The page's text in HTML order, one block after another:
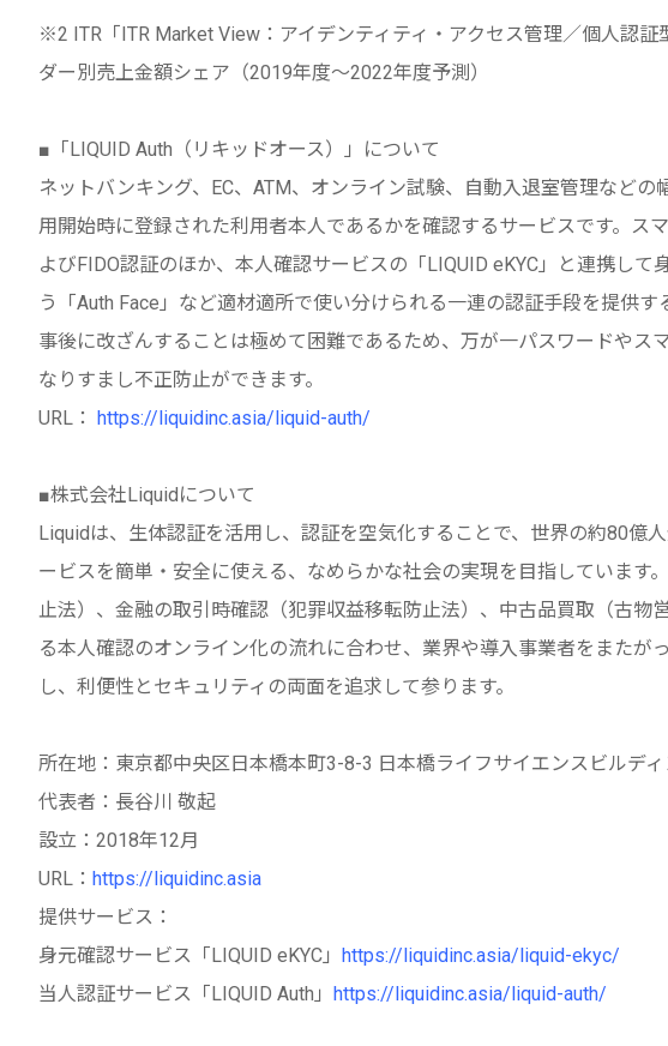
※2 ITR「ITR Market View：アイデンティティ・アクセス管理／個人認
ダー別売上金額シェア（2019年度～2022年度予測）
■「LIQUID Auth（リキッドオース）」について
ネットバンキング、EC、ATM、オンライン試験、自動入退室管理などの
用開始時に登録された利用者本人であるかを確認するサービスです。ス
よびFIDO認証のほか、本人確認サービスの「LIQUID eKYC」と連携し
う「Auth Face」など適材適所で使い分けられる一連の認証手段を提供
事後に改ざんすることは極めて困難であるため、万が一パスワードやス
なりすまし不正防止ができます。
URL： https://liquidinc.asia/liquid-auth/
■株式会社Liquidについて
Liquidは、生体認証を活用し、認証を空気化することで、世界の約80億
ービスを簡単・安全に使える、なめらかな社会の実現を目指しています
止法）、金融の取引時確認（犯罪収益移転防止法）、中古品買取（古物
る本人確認のオンライン化の流れに合わせ、業界や導入事業者をまたが
し、利便性とセキュリティの両面を追求して参ります。
所在地：東京都中央区日本橋本町3-8-3 日本橋ライフサイエンスビルデ
代表者：長谷川 敬起
設立：2018年12月
URL： https://liquidinc.asia
提供サービス：
身元確認サービス「LIQUID eKYC」 https://liquidinc.asia/liquid-ekyc/
当人認証サービス「LIQUID Auth」 https://liquidinc.asia/liquid-auth/